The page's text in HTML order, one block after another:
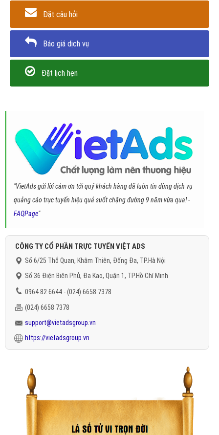
Đặt câu hỏi
Báo giá dịch vụ
Đặt lịch hẹn
"VietAds gửi lời cảm ơn tới quý khách hàng đã luôn tin dùng dịch vụ
quảng cáo trực tuyến hiệu quả suốt chặng đường 9 năm vừa qua! -
FAQPage"
CÔNG TY CỔ PHẦN TRỰC TUYẾN VIỆT ADS
Số 6/25 Thổ Quan, Khâm Thiên, Đống Đa, TP.Hà Nội
Số 36 Điện Biên Phủ, Đa Kao, Quận 1, TP.Hồ Chí Minh
0964 82 6644 - (024) 6658 7378
(024) 6658 7378
support@vietadsgroup.vn
https://vietadsgroup.vn